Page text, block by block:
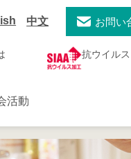
中文 お問い
抗ウイルス
活動